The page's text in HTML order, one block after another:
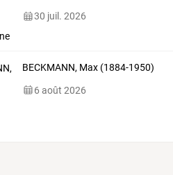
30 juil. 2026
BECKMANN, Max (1884-1950)
6 août 2026